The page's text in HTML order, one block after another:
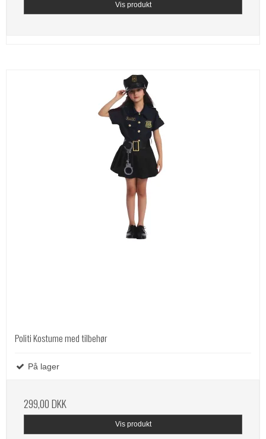
Vis produkt
Politi Kostume med tilbehør
På lager
299,00 DKK
Vis produkt